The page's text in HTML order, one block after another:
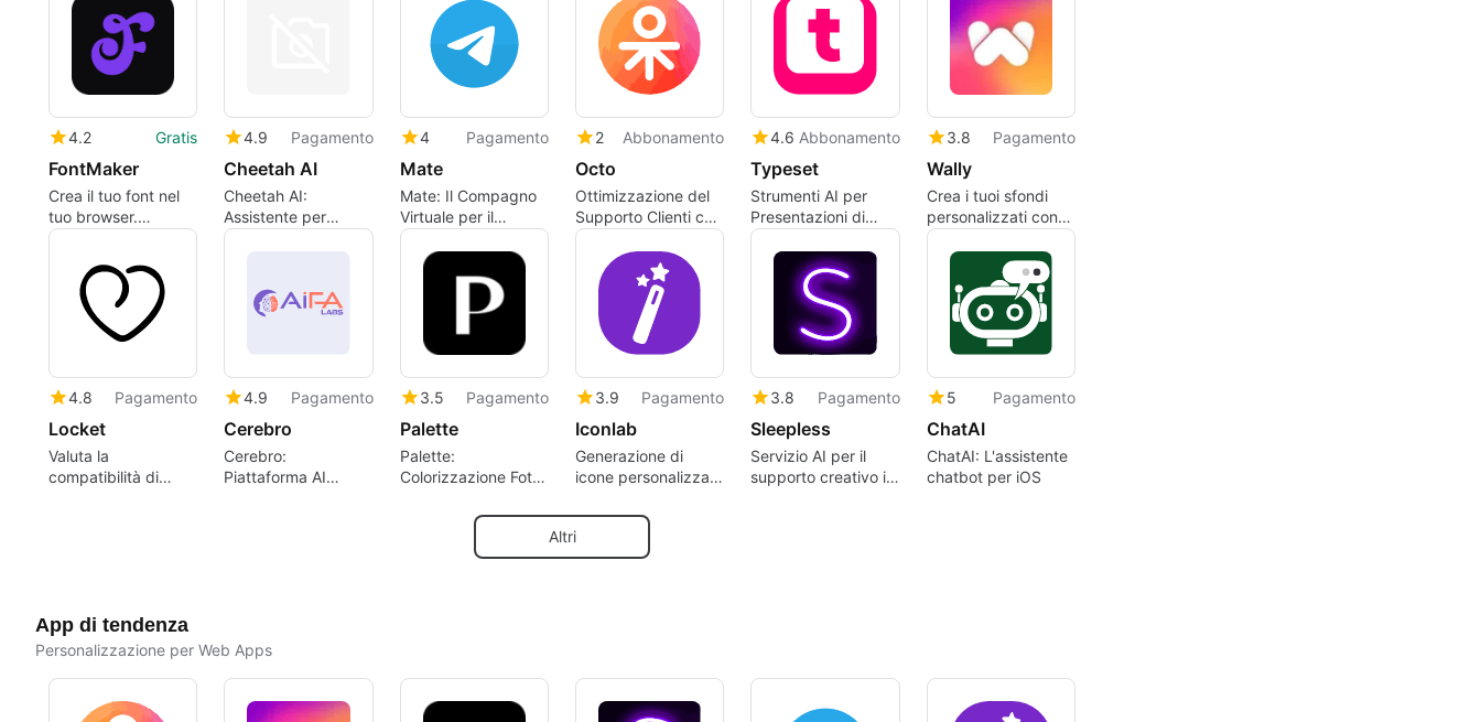
4.2 Gratis
FontMaker
Crea il tuo font nel
tuo browser.
Gratuito, senza
4.9 Pagamento
Cheetah AI
Cheetah AI:
Assistente per
Colloqui Tecnici
4 Pagamento
Mate
Mate: Il Compagno
Virtuale per il
Supporto Emotivo
2 Abbonamento
Octo
Ottimizzazione del
Supporto Clienti con
Octo
4.6 Abbonamento
Typeset
Strumenti AI per
Presentazioni di
Qualità
3.8 Pagamento
Wally
Crea i tuoi sfondi
personalizzati con
Wally
4.8 Pagamento
Locket
Valuta la
compatibilità di
4.9 Pagamento
Cerebro
Cerebro:
Piattaforma AI
3.5 Pagamento
Palette
Palette:
Colorizzazione Foto
3.9 Pagamento
Iconlab
Generazione di
icone personalizzate
3.8 Pagamento
Sleepless
Servizio AI per il
supporto creativo in
5 Pagamento
ChatAI
ChatAI: L'assistente
chatbot per iOS
Altri
App di tendenza
Personalizzazione per Web Apps